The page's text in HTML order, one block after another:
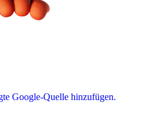
Google-Quelle hinzufügen.